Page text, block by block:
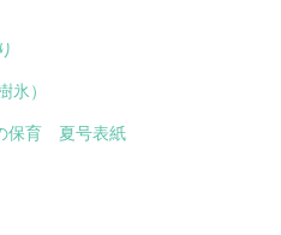
）
保育 夏号表紙